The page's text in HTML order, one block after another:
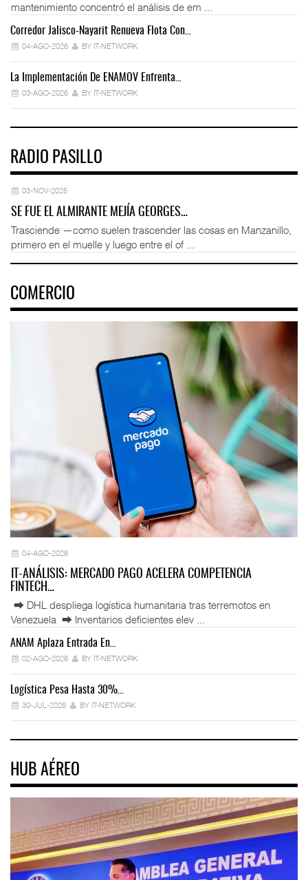
mantenimiento concentró el análisis de em ...
Corredor Jalisco-Nayarit Renueva Flota Con…
04-AGO-2026 BY IT-NETWORK
La Implementación De ENAMOV Enfrenta…
03-AGO-2026 BY IT-NETWORK
RADIO PASILLO
03-NOV-2025
SE FUE EL ALMIRANTE MEJÍA GEORGES…
Trasciende —como suelen trascender las cosas en Manzanillo,
primero en el muelle y luego entre el of ...
COMERCIO
04-AGO-2026
IT-ANÁLISIS: MERCADO PAGO ACELERA COMPETENCIA
FINTECH…
⮕ DHL despliega logística humanitaria tras terremotos en
Venezuela ⮕ Inventarios deficientes elev ...
ANAM Aplaza Entrada En…
02-AGO-2026 BY IT-NETWORK
Logística Pesa Hasta 30%…
30-JUL-2026 BY IT-NETWORK
HUB AÉREO